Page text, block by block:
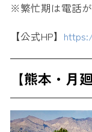
※繁忙期は電話が
【公式HP】
【熊本・月